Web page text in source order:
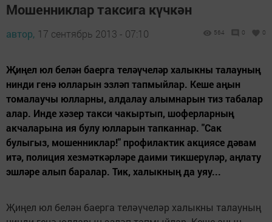
Мошенниклар таксига күчкән
автор, 17 сентябрь 2013 - 07:10 564 0 0
Җиңел юл белән баерга теләүчеләр халыкны талауның
нинди генә юлларын эзләп тапмыйлар. Кеше аңын
томалаучы юлларны, алдалау алымнарын тиз табалар
алар. Инде хәзер такси чакыртып, шоферларның
акчаларына ия булу юлларын тапканнар. "Сак
булыгыз, мошенниклар!" профилактик акциясе дәвам
итә, полиция хезмәткәрләре даими тикшерүләр, аңлату
эшләре алып баралар. Тик, халыкның да уяу...
Җиңел юл белән баерга теләүчеләр халыкны талауның